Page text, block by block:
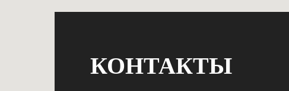
КОНТАКТЫ